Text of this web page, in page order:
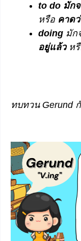
to do มัก
หรือ คาด
doing มัก
อยู่แล้วหรื
ทบทวน Gerund